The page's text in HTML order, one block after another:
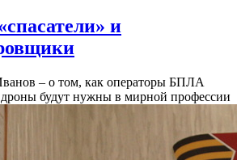
и
– о том, как операторы БПЛА
будут нужны в мирной профессии